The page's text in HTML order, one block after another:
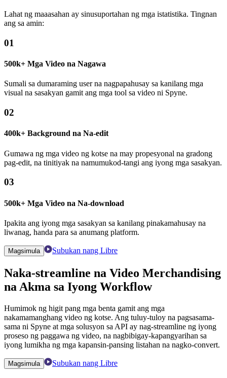
Lahat ng maaasahan ay sinusuportahan ng mga istatistika. Tingnan
ang sa amin:
01
500k+ Mga Video na Nagawa
Sumali sa dumaraming user na nagpapahusay sa kanilang mga
visual na sasakyan gamit ang mga tool sa video ni Spyne.
02
400k+ Background na Na-edit
Gumawa ng mga video ng kotse na may propesyonal na gradong
pag-edit, na tinitiyak na namumukod-tangi ang iyong mga sasakyan.
03
500k+ Mga Video na Na-download
Ipakita ang iyong mga sasakyan sa kanilang pinakamahusay na
liwanag, handa para sa anumang platform.
Magsimula Subukan nang Libre
Naka-streamline na Video Merchandising
na Akma sa Iyong Workflow
Humimok ng higit pang mga benta gamit ang mga
nakamamanghang video ng kotse. Ang tuluy-tuloy na pagsasama-
sama ni Spyne at mga solusyon sa API ay nag-streamline ng iyong
proseso ng paggawa ng video, na nagbibigay-kapangyarihan sa
iyong lumikha ng mga kapansin-pansing listahan na nagko-convert.
Magsimula Subukan nang Libre